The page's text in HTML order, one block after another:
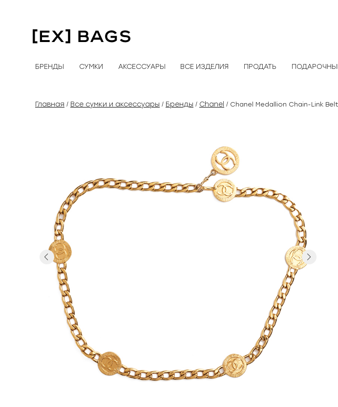
содержимому
БРЕНДЫ СУМКИ АКСЕССУАРЫ ВСЕ ИЗДЕЛИЯ ПРОДАТЬ
Главная / Все сумки и аксессуары / Бренды / Chanel / Chanel Medallion Chain-Link Belt
Previous Next